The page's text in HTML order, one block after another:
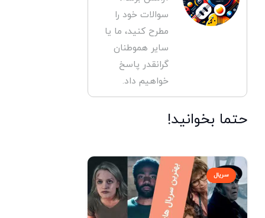
سوالات خود را
مطرح کنید، ما یا
سایر هموطنان
گرانقدر پاسخ
خواهیم داد.
حتما بخوانید!
سریال